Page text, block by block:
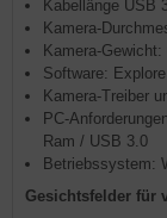
Kabellänge USB
Kamera-
Kamera-Gewicht:
Software:
Kamera-Treiber
PC-
Ram / USB 3.0
Betriebssystem:
Gesichtsfelder für